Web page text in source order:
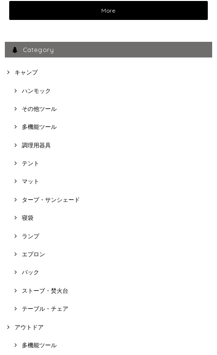
More
Category
キャンプ
ハンモック
その他ツール
多機能ツール
調理用器具
テント
マット
タープ・サンシェード
寝袋
ランプ
エプロン
バック
ストーブ・焚火台
テーブル・チェア
アウトドア
多機能ツール